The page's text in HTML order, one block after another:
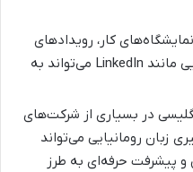
کار، رویدادهای
صنعتی و استفاده از پلتفرم‌هایی مانند LinkedIn می‌تواند به
در بسیاری از شرکت‌های
زبان رومانیایی می‌تواند
پیشرفت حرفه‌ای به طرز